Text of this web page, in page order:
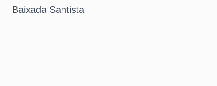
Baixada Santista